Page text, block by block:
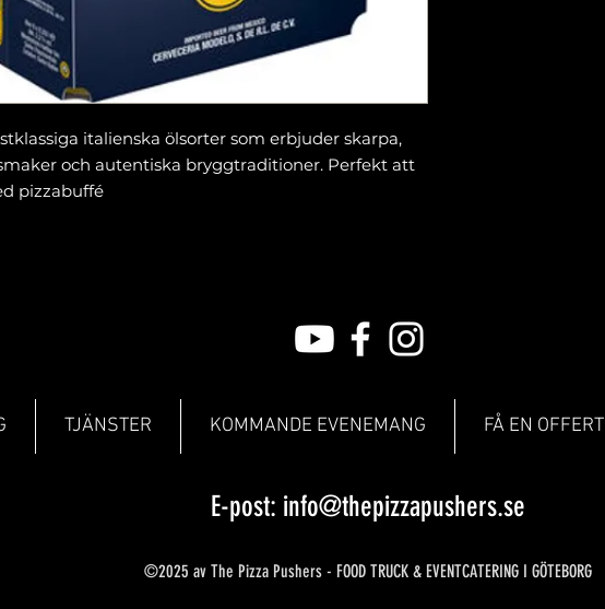
italienska ölsorter som erbjuder skarpa,
och autentiska bryggtraditioner. Perfekt att
pizzabuffé
TJÄNSTER KOMMANDE EVENEMANG FÅ EN OFFERT
E-post: info@thepizzapushers.se
©2025 av The Pizza Pushers - FOOD TRUCK & EVENTCATERING I GÖTEBORG